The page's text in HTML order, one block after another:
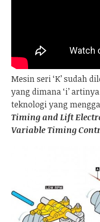
Mesin seri ‘K’ sudah
yang dimana ‘i’
teknologi yang
Timing and Lift
Variable Timing